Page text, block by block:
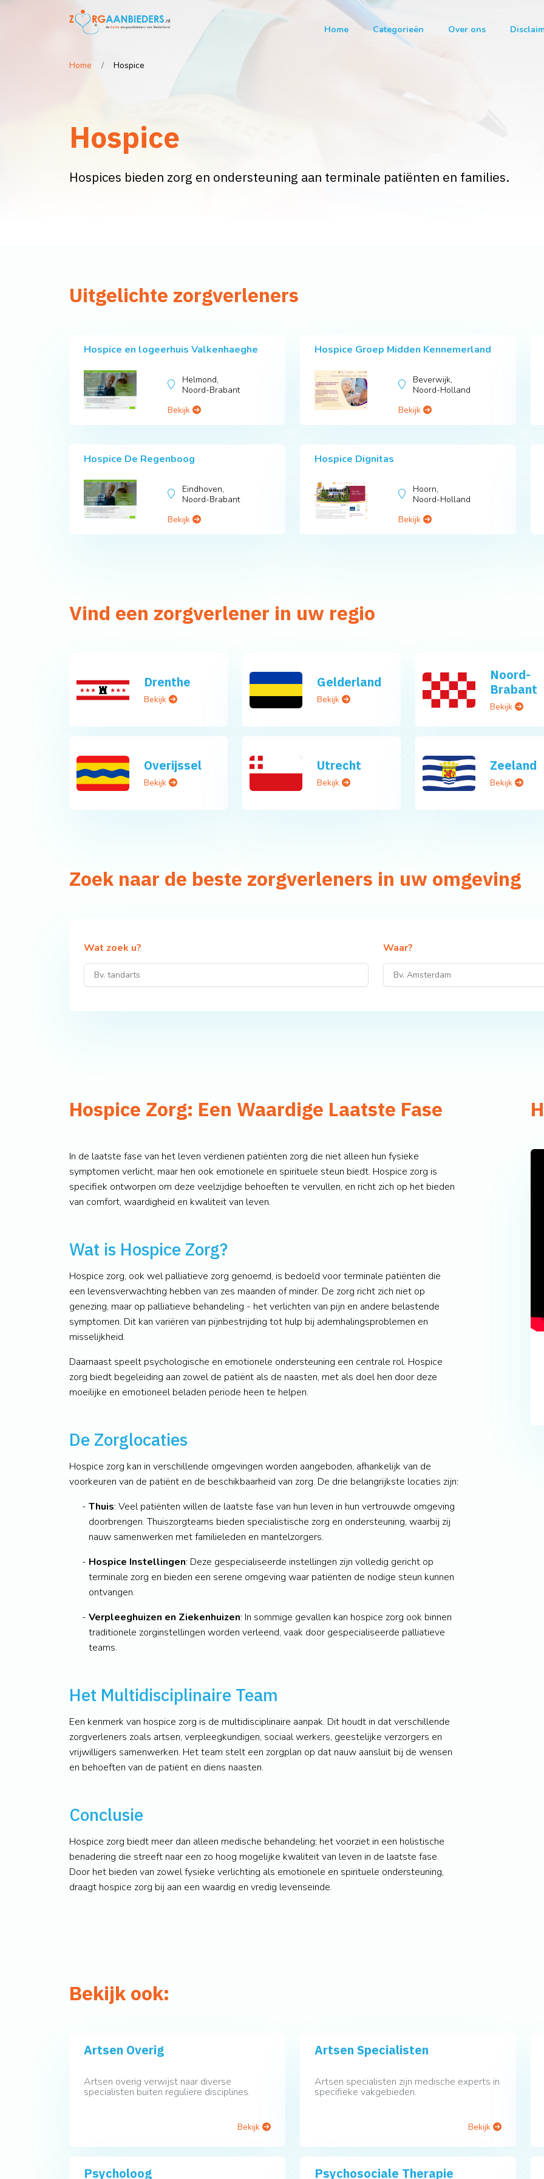
Home Categorieën Over ons
Home Hospice
Hospice
Hospices bieden zorg en ondersteuning aan terminale patiënten en families.
Uitgelichte zorgverleners
Hospice en logeerhuis Valkenhaeghe
Helmond,
Noord-Brabant
Bekijk
Hospice Groep Midden Kennemerland
Beverwijk,
Noord-Holland
Bekijk
Hospice De Regenboog
Eindhoven,
Noord-Brabant
Bekijk
Hospice Dignitas
Hoorn,
Noord-Holland
Bekijk
Vind een zorgverlener in uw regio
Drenthe
Bekijk
Gelderland
Bekijk
Noord-
Brabant
Bekijk
Overijssel
Bekijk
Utrecht
Bekijk
Zeeland
Bekijk
Zoek naar de beste zorgverleners in uw omgeving
Wat zoek u? Waar?
Hospice Zorg: Een Waardige Laatste Fase
In de laatste fase van het leven verdienen patiënten zorg die niet alleen hun fysieke
symptomen verlicht, maar hen ook emotionele en spirituele steun biedt. Hospice zorg is
specifiek ontworpen om deze veelzijdige behoeften te vervullen, en richt zich op het bieden
van comfort, waardigheid en kwaliteit van leven.
Wat is Hospice Zorg?
Hospice zorg, ook wel palliatieve zorg genoemd, is bedoeld voor terminale patiënten die
een levensverwachting hebben van zes maanden of minder. De zorg richt zich niet op
genezing, maar op palliatieve behandeling - het verlichten van pijn en andere belastende
symptomen. Dit kan variëren van pijnbestrijding tot hulp bij ademhalingsproblemen en
misselijkheid.
Daarnaast speelt psychologische en emotionele ondersteuning een centrale rol. Hospice
zorg biedt begeleiding aan zowel de patiënt als de naasten, met als doel hen door deze
moeilijke en emotioneel beladen periode heen te helpen.
De Zorglocaties
Hospice zorg kan in verschillende omgevingen worden aangeboden, afhankelijk van de
voorkeuren van de patiënt en de beschikbaarheid van zorg. De drie belangrijkste locaties zijn:
Thuis: Veel patiënten willen de laatste fase van hun leven in hun vertrouwde omgeving
doorbrengen. Thuiszorgteams bieden specialistische zorg en ondersteuning, waarbij zij
nauw samenwerken met familieleden en mantelzorgers.
Hospice Instellingen: Deze gespecialiseerde instellingen zijn volledig gericht op
terminale zorg en bieden een serene omgeving waar patiënten de nodige steun kunnen
ontvangen.
Verpleeghuizen en Ziekenhuizen: In sommige gevallen kan hospice zorg ook binnen
traditionele zorginstellingen worden verleend, vaak door gespecialiseerde palliatieve
teams.
Het Multidisciplinaire Team
Een kenmerk van hospice zorg is de multidisciplinaire aanpak. Dit houdt in dat verschillende
zorgverleners zoals artsen, verpleegkundigen, sociaal werkers, geestelijke verzorgers en
vrijwilligers samenwerken. Het team stelt een zorgplan op dat nauw aansluit bij de wensen
en behoeften van de patiënt en diens naasten.
Conclusie
Hospice zorg biedt meer dan alleen medische behandeling; het voorziet in een holistische
benadering die streeft naar een zo hoog mogelijke kwaliteit van leven in de laatste fase.
Door het bieden van zowel fysieke verlichting als emotionele en spirituele ondersteuning,
draagt hospice zorg bij aan een waardig en vredig levenseinde.
Bekijk ook:
Artsen Overig
Artsen overig verwijst naar diverse
specialisten buiten reguliere disciplines.
Bekijk
Artsen Specialisten
Artsen specialisten zijn medische experts in
specifieke vakgebieden.
Bekijk
Psycholoog Psychosociale Therapie